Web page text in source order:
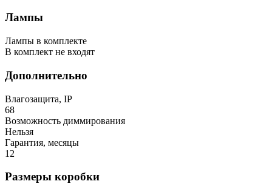
Лампы
Лампы в комплекте
В комплект не входят
Дополнительно
Влагозащита, IP
68
Возможность диммирования
Нельзя
Гарантия, месяцы
12
Размеры коробки